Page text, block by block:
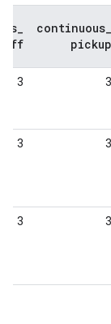
continuous
pickup
off
3
3
3
3
3
3